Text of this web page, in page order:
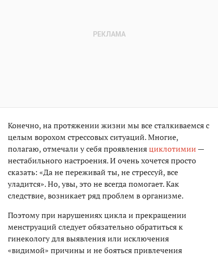
Конечно, на протяжении жизни мы все сталкиваемся с
целым ворохом стрессовых ситуаций. Многие,
полагаю, отмечали у себя проявленияциклотимии —
нестабильного настроения. И очень хочется просто
сказать: «Да не переживай ты, не стрессуй, все
уладится». Но, увы, это не всегда помогает. Как
следствие, возникает ряд проблем в организме.
Поэтому при нарушениях цикла и прекращении
менструаций следует обязательно обратиться к
гинекологу для выявления или исключения
«видимой» причины и не бояться привлечения